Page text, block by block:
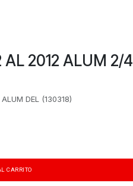
AL 2012 ALUM 2/4
DEL (130318)
CARRITO